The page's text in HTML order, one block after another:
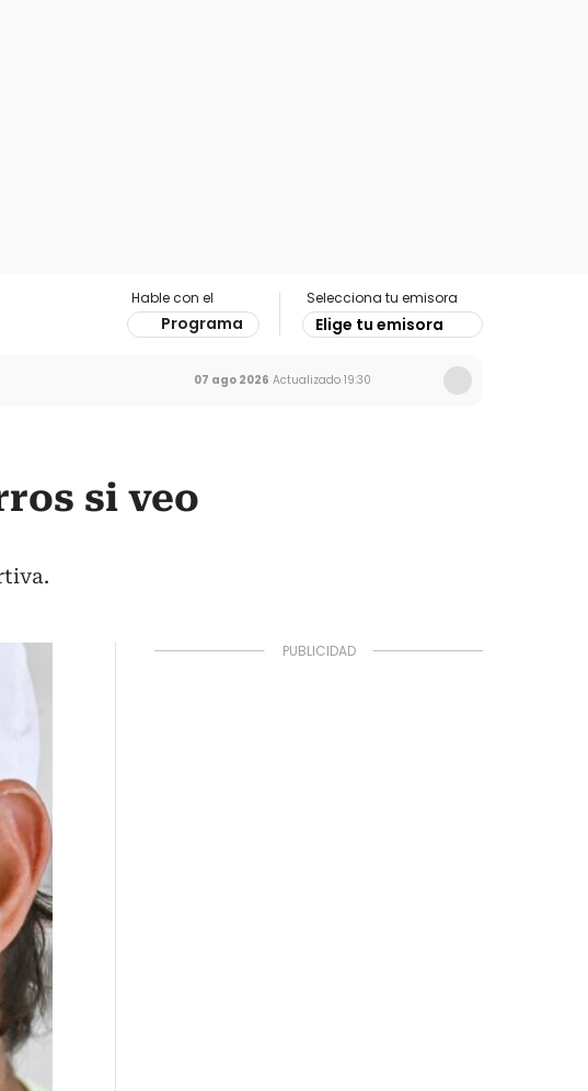
Hable con el
Programa
Selecciona tu emisora
Elige tu emisora
07 ago 2026 Actualizado 19:30
si veo